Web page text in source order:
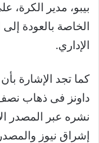
بيبو، مدير الكرة،
الخاصة بالعودة إلى
الإداري.
كما تجد الإشارة
داونز فى ذهاب
نشره عبر المصدر
إشراق نيوز